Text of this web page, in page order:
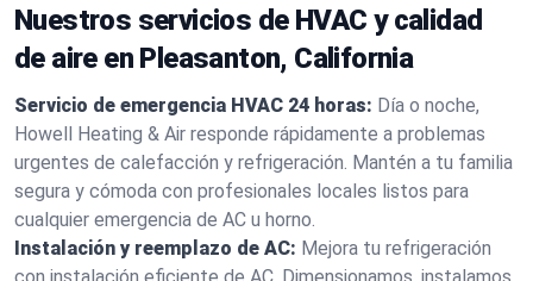
Nuestros servicios de HVAC y calidad
de aire en Pleasanton, California
Servicio de emergencia HVAC 24 horas: Día o noche,
Howell Heating & Air responde rápidamente a problemas
urgentes de calefacción y refrigeración. Mantén a tu familia
segura y cómoda con profesionales locales listos para
cualquier emergencia de AC u horno.
Instalación y reemplazo de AC: Mejora tu refrigeración